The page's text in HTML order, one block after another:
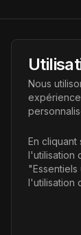
AI Futur
Portail de
découvrir les
Liens
Accueil
Articles
Nous
En
l'utilisation
l'utilisation